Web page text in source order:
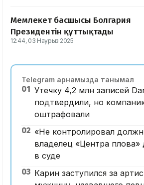
Мемлекет басшысы Болгария
Президентін құттықтады
12:44, 03 Наурыз 2025
Telegram арнамызда танымал
01 Утечку 4,2 млн записей
подтвердили, но
оштрафовали
02 «Не контролировал
владелец «Центра плова»
в суде
03 Карин заступился за